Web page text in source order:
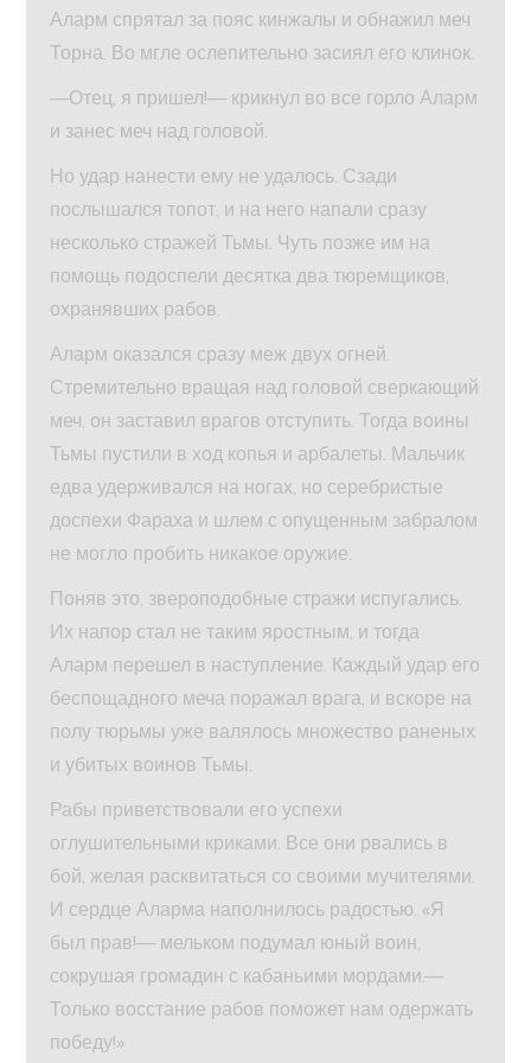
Аларм спрятал за пояс кинжалы и обнажил меч
Торна. Во мгле ослепительно засиял его клинок.
—Отец, я пришел!— крикнул во все горло Аларм
и занес меч над головой.
Но удар нанести ему не удалось. Сзади
послышался топот, и на него напали сразу
несколько стражей Тьмы. Чуть позже им на
помощь подоспели десятка два тюремщиков,
охранявших рабов.
Аларм оказался сразу меж двух огней.
Стремительно вращая над головой сверкающий
меч, он заставил врагов отступить. Тогда воины
Тьмы пустили в ход копья и арбалеты. Мальчик
едва удерживался на ногах, но серебристые
доспехи Фараха и шлем с опущенным забралом
не могло пробить никакое оружие.
Поняв это, звероподобные стражи испугались.
Их напор стал не таким яростным, и тогда
Аларм перешел в наступление. Каждый удар его
беспощадного меча поражал врага, и вскоре на
полу тюрьмы уже валялось множество раненых
и убитых воинов Тьмы.
Рабы приветствовали его успехи
оглушительными криками. Все они рвались в
бой, желая расквитаться со своими мучителями.
И сердце Аларма наполнилось радостью. «Я
был прав!— мельком подумал юный воин,
сокрушая громадин с кабаньими мордами.—
Только восстание рабов поможет нам одержать
победу!»